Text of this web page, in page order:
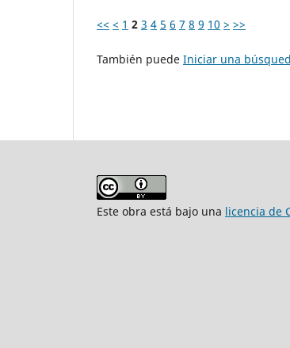
<< < 1 2 3 4 5 6 7 8 9 10 > >>
También puede Iniciar una
Este obra está bajo una licencia de